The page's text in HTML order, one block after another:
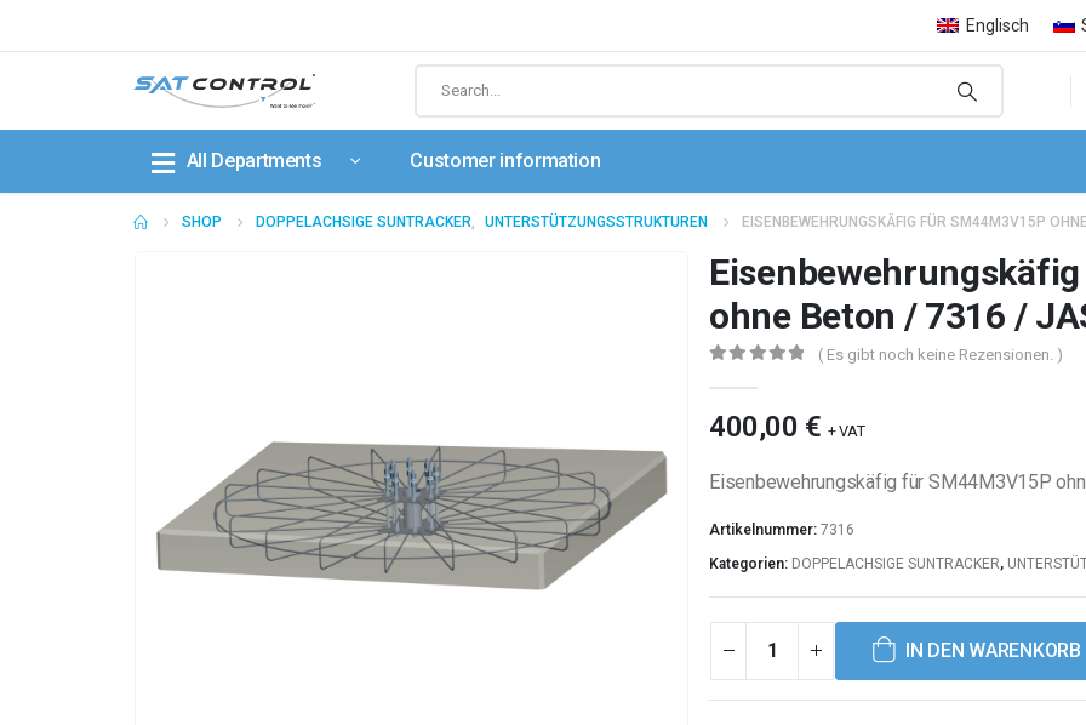
Englisch
All Departments Customer information
SHOP DOPPELACHSIGE SUNTRACKER, UNTERSTÜTZUNGSSTRUKTUREN EISENBEWEHRUNGSKÄFIG FÜR SM44M3V15P
ohne Beton / 7316 /
( Es gibt noch keine Rezensionen. )
400,00 € + VAT
Eisenbewehrungskäfig für SM44M3V15P
Artikelnummer: 7316
Kategorien: DOPPELACHSIGE SUNTRACKER,
IN DEN WARENKORB